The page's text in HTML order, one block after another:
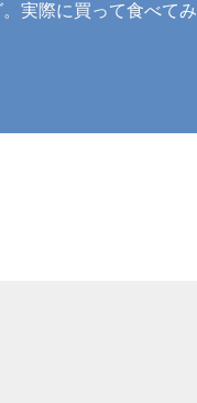
実際に買って食べてみ